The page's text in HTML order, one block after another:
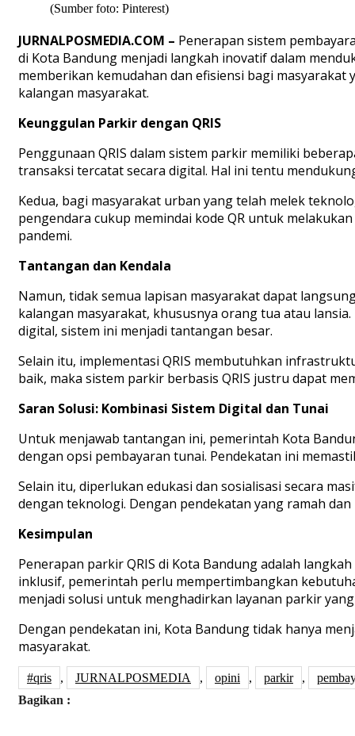
(Sumber foto: Pinterest)
JURNALPOSMEDIA.COM – Penerapan sistem
di Kota Bandung menjadi langkah inovatif dalam
memberikan kemudahan dan efisiensi bagi
kalangan masyarakat.
Keunggulan Parkir dengan QRIS
Penggunaan QRIS dalam sistem parkir memiliki
transaksi tercatat secara digital. Hal ini tentu
Kedua, bagi masyarakat urban yang telah melek
pengendara cukup memindai kode QR untuk
pandemi.
Tantangan dan Kendala
Namun, tidak semua lapisan masyarakat dapat
kalangan masyarakat, khususnya orang tua atau
digital, sistem ini menjadi tantangan besar.
Selain itu, implementasi QRIS membutuhkan
baik, maka sistem parkir berbasis QRIS justru dapat
Saran Solusi: Kombinasi Sistem Digital dan Tunai
Untuk menjawab tantangan ini, pemerintah Kota
dengan opsi pembayaran tunai. Pendekatan ini
Selain itu, diperlukan edukasi dan sosialisasi secara
dengan teknologi. Dengan pendekatan yang ramah
Kesimpulan
Penerapan parkir QRIS di Kota Bandung adalah
inklusif, pemerintah perlu mempertimbangkan
menjadi solusi untuk menghadirkan layanan parkir
Dengan pendekatan ini, Kota Bandung tidak hanya
masyarakat.
#qris , JURNALPOSMEDIA , opini , parkir ,
Bagikan :